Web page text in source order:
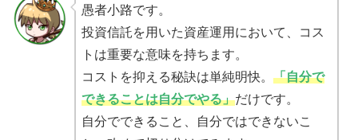
愚者小路です。
投資信託を用いた資産運用において、コス
トは重要な意味を持ちます。
コストを抑える秘訣は単純明快。 「自分で
できることは自分でやる」だけです。
自分でできること、自分ではできないこ